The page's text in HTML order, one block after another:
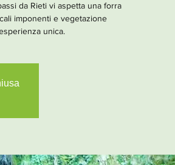
da Rieti vi aspetta una forra
imponenti e vegetazione
unica.